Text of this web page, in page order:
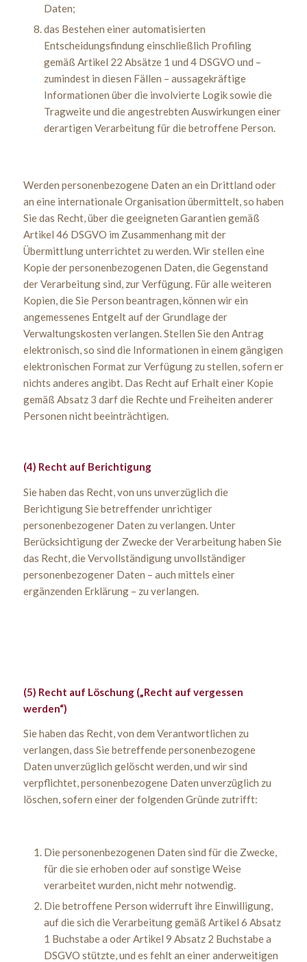
Daten;
das Bestehen einer automatisierten
Entscheidungsfindung einschließlich Profiling
gemäß Artikel 22 Absätze 1 und 4 DSGVO und –
zumindest in diesen Fällen – aussagekräftige
Informationen über die involvierte Logik sowie die
Tragweite und die angestrebten Auswirkungen einer
derartigen Verarbeitung für die betroffene Person.
Werden personenbezogene Daten an ein Drittland oder
an eine internationale Organisation übermittelt, so haben
Sie das Recht, über die geeigneten Garantien gemäß
Artikel 46 DSGVO im Zusammenhang mit der
Übermittlung unterrichtet zu werden. Wir stellen eine
Kopie der personenbezogenen Daten, die Gegenstand
der Verarbeitung sind, zur Verfügung. Für alle weiteren
Kopien, die Sie Person beantragen, können wir ein
angemessenes Entgelt auf der Grundlage der
Verwaltungskosten verlangen. Stellen Sie den Antrag
elektronisch, so sind die Informationen in einem gängigen
elektronischen Format zur Verfügung zu stellen, sofern er
nichts anderes angibt. Das Recht auf Erhalt einer Kopie
gemäß Absatz 3 darf die Rechte und Freiheiten anderer
Personen nicht beeinträchtigen.
(4) Recht auf Berichtigung
Sie haben das Recht, von uns unverzüglich die
Berichtigung Sie betreffender unrichtiger
personenbezogener Daten zu verlangen. Unter
Berücksichtigung der Zwecke der Verarbeitung haben Sie
das Recht, die Vervollständigung unvollständiger
personenbezogener Daten – auch mittels einer
ergänzenden Erklärung – zu verlangen.
(5) Recht auf Löschung („Recht auf vergessen
werden“)
Sie haben das Recht, von dem Verantwortlichen zu
verlangen, dass Sie betreffende personenbezogene
Daten unverzüglich gelöscht werden, und wir sind
verpflichtet, personenbezogene Daten unverzüglich zu
löschen, sofern einer der folgenden Gründe zutrifft:
Die personenbezogenen Daten sind für die Zwecke,
für die sie erhoben oder auf sonstige Weise
verarbeitet wurden, nicht mehr notwendig.
Die betroffene Person widerruft ihre Einwilligung,
auf die sich die Verarbeitung gemäß Artikel 6 Absatz
1 Buchstabe a oder Artikel 9 Absatz 2 Buchstabe a
DSGVO stützte, und es fehlt an einer anderweitigen